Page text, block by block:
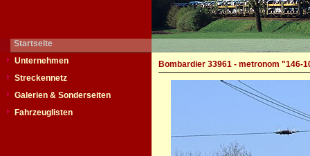
Startseite
Unternehmen
Streckennetz
Galerien & Sonderseiten
Fahrzeuglisten
Bombardier 33961 - metronom "146-